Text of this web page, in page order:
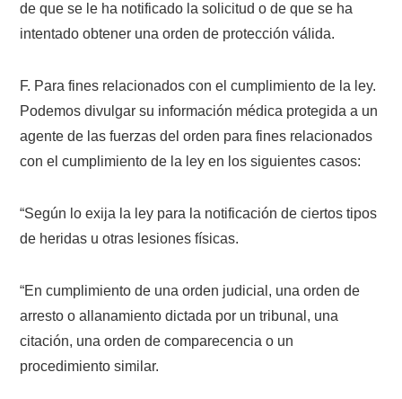
de que se le ha notificado la solicitud o de que se ha
intentado obtener una orden de protección válida.
F. Para fines relacionados con el cumplimiento de la ley.
Podemos divulgar su información médica protegida a un
agente de las fuerzas del orden para fines relacionados
con el cumplimiento de la ley en los siguientes casos:
“Según lo exija la ley para la notificación de ciertos tipos
de heridas u otras lesiones físicas.
“En cumplimiento de una orden judicial, una orden de
arresto o allanamiento dictada por un tribunal, una
citación, una orden de comparecencia o un
procedimiento similar.